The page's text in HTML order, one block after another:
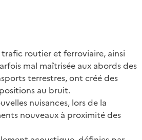
routier et ferroviaire, ainsi
mal maîtrisée aux abords des
terrestres, ont créé des
au bruit.
nuisances, lors de la
nouveaux à proximité des